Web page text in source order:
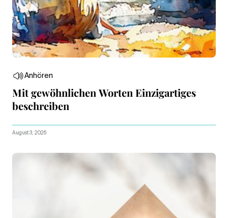
Anhören
Mit gewöhnlichen Worten Einzigartiges
beschreiben
August 3, 2026